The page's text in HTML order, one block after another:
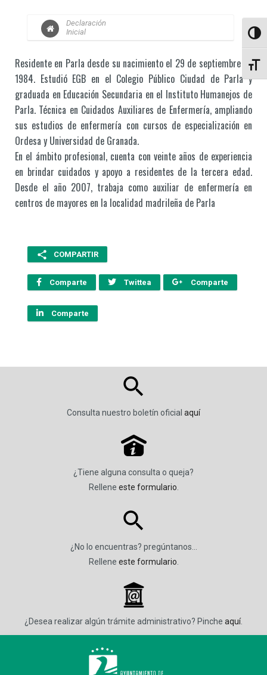
Declaración
Inicial
Residente en Parla desde su nacimiento el 29 de septiembre de
1984. Estudió EGB en el Colegio Público Ciudad de Parla y
graduada en Educación Secundaria en el Instituto Humanejos de
Parla. Técnica en Cuidados Auxiliares de Enfermería, ampliando
sus estudios de enfermería con cursos de especialización en
Ordesa y Universidad de Granada.
En el ámbito profesional, cuenta con veinte años de experiencia
en brindar cuidados y apoyo a residentes de la tercera edad.
Desde el año 2007, trabaja como auxiliar de enfermería en
centros de mayores en la localidad madrileña de Parla
COMPARTIR
Comparte Twittea Comparte
Comparte
Consulta nuestro boletín oficial aquí
P
¿Tiene alguna consulta o queja?
Rellene este formulario
¿No lo encuentras? pregúntanos…
Rellene este formulario
_
¿Desea realizar algún trámite administrativo? Pinche aquí.